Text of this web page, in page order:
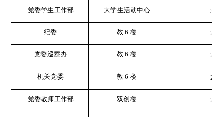
党委学生工作部 大学生活动中心 3
纪委 教 6 楼 2
党委巡察办 教 6 楼 2
机关党委 教 6 楼 2
党委教师工作部 双创楼 2